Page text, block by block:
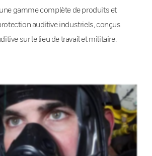
gamme complète de produits et
auditive industriels, conçus
sur le lieu de travail et militaire.